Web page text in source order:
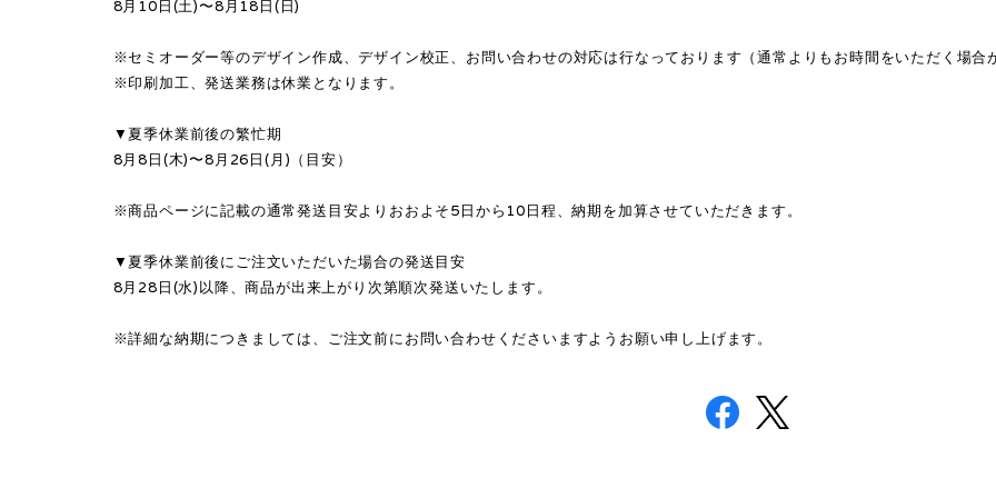
8月10日(土)〜8月18日(日)
※セミオーダー等のデザイン作成、デザイン校正、お問い合わせの対応は行なっております（通常よりもお時間をいただく場合
※印刷加工、発送業務は休業となります。
▼夏季休業前後の繁忙期
8月8日(木)〜8月26日(月)（目安）
※商品ページに記載の通常発送目安よりおおよそ5日から10日程、納期を加算させていただきます。
▼夏季休業前後にご注文いただいた場合の発送目安
8月28日(水)以降、商品が出来上がり次第順次発送いたします。
※詳細な納期につきましては、ご注文前にお問い合わせくださいますようお願い申し上げます。